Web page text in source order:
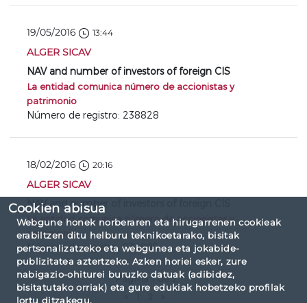
Cookien abisua
Webgune honek norberaren eta hirugarrenen cookieak
erabiltzen ditu helburu teknikoetarako, bisitak
pertsonalizatzeko eta webgunea eta jokabide-
publizitatea aztertzeko. Azken horiei esker, zure
nabigazio-ohiturei buruzko datuak (adibidez,
bisitatutako orriak) eta gure edukiak hobetzeko profilak
lortu ditzakegu.
19/05/2016 13:44
ALGER SICAV
NAV and number of investors of foreign CIS
La entidad comunica número de accionistas y
patrimonio
Número de registro: 238828
18/02/2016 20:16
ALGER SICAV
NAV and number of investors of foreign CIS
La entidad comunica número de accionistas y
patrimonio
Número de registro: 234995
Página 1 de 2